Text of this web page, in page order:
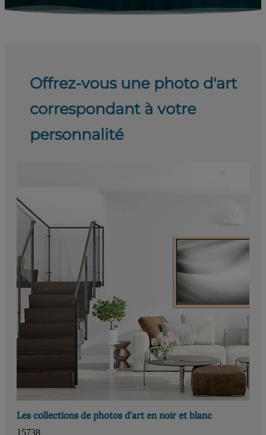
Offrez-vous une photo d'art
correspondant à votre
personnalité
Les collections de photos d’art en noir et blanc
15738